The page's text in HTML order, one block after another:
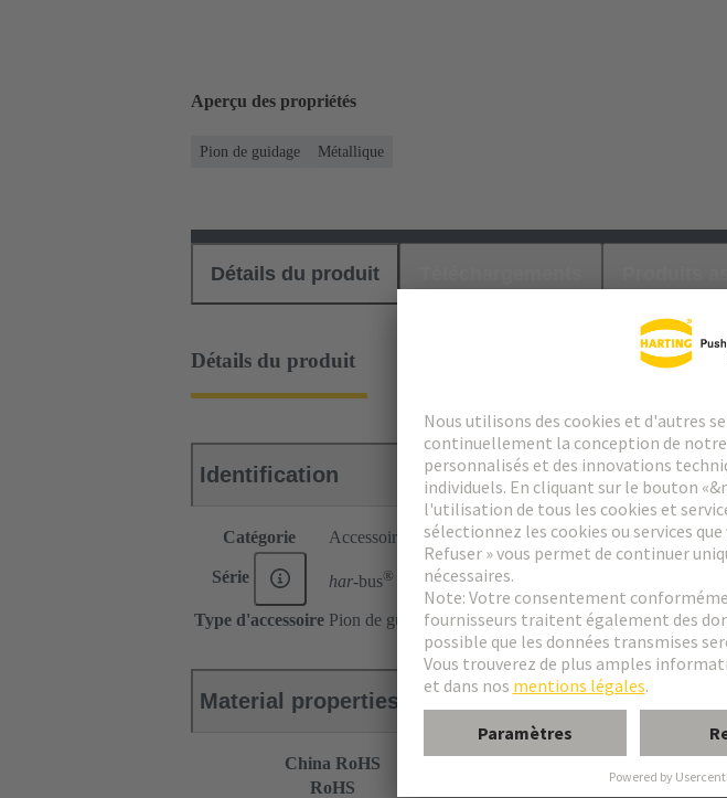
Aperçu des propriétés
Pion de guidage Métallique
Détails du produit
Détails du produit
Identification
Catégorie Accessoires
Série har-bus® HM
Type d'accessoire Pion de guidage
Material properties
China RoHS
RoHS